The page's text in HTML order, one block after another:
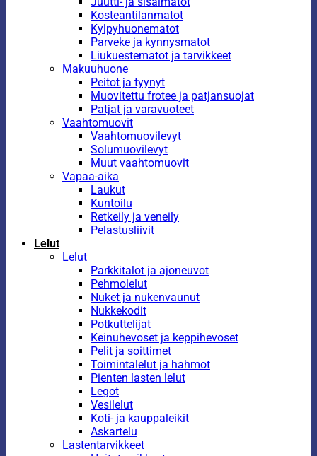
Kosteantilanmatot
Kylpyhuonematot
Parveke ja kynnysmatot
Liukuestematot ja tarvikkeet
Makuuhuone
Peitot ja tyynyt
Muovitettu frotee ja patjansuojat
Patjat ja varavuoteet
Vaahtomuovit
Vaahtomuovilevyt
Solumuovilevyt
Muut vaahtomuovit
Vapaa-aika
Laukut
Kuntoilu
Retkeily ja veneily
Pelastusliivit
Lelut
Lelut
Parkkitalot ja ajoneuvot
Pehmolelut
Nuket ja nukenvaunut
Nukkekodit
Potkuttelijat
Keinuhevoset ja keppihevoset
Pelit ja soittimet
Toimintalelut ja hahmot
Pienten lasten lelut
Legot
Vesilelut
Koti- ja kauppaleikit
Askartelu
Lastentarvikkeet